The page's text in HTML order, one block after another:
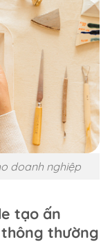
doanh nghiệp
tạo ấn
thường